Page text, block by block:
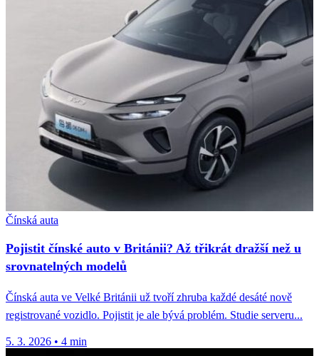
Čínská auta
Pojistit čínské auto v Británii? Až třikrát dražší než u
srovnatelných modelů
Čínská auta ve Velké Británii už tvoří zhruba každé desáté nově
registrované vozidlo. Pojistit je ale bývá problém. Studie serveru...
5. 3. 2026 • 4 min